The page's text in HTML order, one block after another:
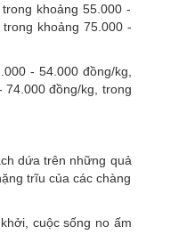
khoảng 55.000 -
khoảng 75.000 -
- 54.000 đồng/kg,
74.000 đồng/kg, trong
dứa trên những quả
trĩu của các chàng
cuộc sống no ấm